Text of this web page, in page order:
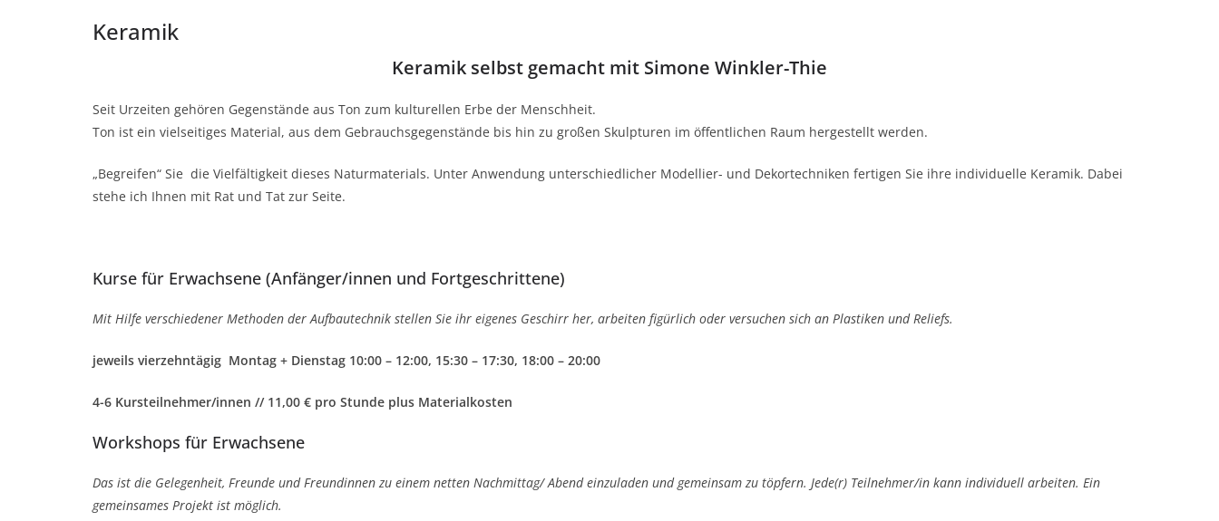
Keramik
Keramik selbst gemacht mit Simone Winkler-Thie
Seit Urzeiten gehören Gegenstände aus Ton zum kulturellen Erbe der Menschheit.
Ton ist ein vielseitiges Material, aus dem Gebrauchsgegenstände bis hin zu großen Skulpturen im öffentlichen Raum hergestellt werden.
„Begreifen“ Sie die Vielfältigkeit dieses Naturmaterials. Unter Anwendung unterschiedlicher Modellier- und Dekortechniken fertigen Sie ihre individuelle Keramik. Dabei
stehe ich Ihnen mit Rat und Tat zur Seite.
Kurse für Erwachsene (Anfänger/innen und Fortgeschrittene)
Mit Hilfe verschiedener Methoden der Aufbautechnik stellen Sie ihr eigenes Geschirr her, arbeiten figürlich oder versuchen sich an Plastiken und Reliefs.
jeweils vierzehntägig Montag + Dienstag 10:00 – 12:00, 15:30 – 17:30, 18:00 – 20:00
4-6 Kursteilnehmer/innen // 11,00 € pro Stunde plus Materialkosten
Workshops für Erwachsene
Das ist die Gelegenheit, Freunde und Freundinnen zu einem netten Nachmittag/ Abend einzuladen und gemeinsam zu töpfern. Jede(r) Teilnehmer/in kann individuell arbeiten. Ein
gemeinsames Projekt ist möglich.